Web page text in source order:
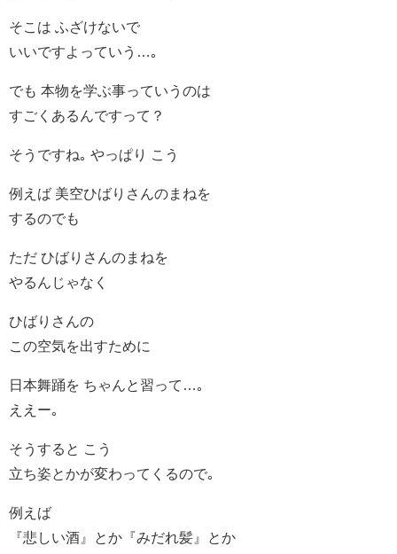
そこは ふざけないで
いいですよっていう…｡
でも 本物を学ぶ事っていうのは
すごくあるんですって？
そうですね｡ やっぱり こう
例えば 美空ひばりさんのまねを
するのでも
ただ ひばりさんのまねを
やるんじゃなく
ひばりさんの
この空気を出すために
日本舞踊を ちゃんと習って…｡
ええー｡
そうすると こう
立ち姿とかが変わってくるので｡
例えば
『悲しい酒』とか『みだれ髪』とか